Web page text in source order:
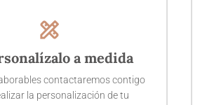
design_services
a medida
contactaremos contigo
la personalización de tu